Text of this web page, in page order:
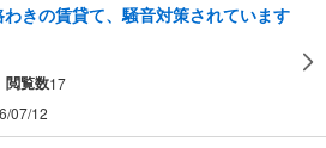
きの賃貸て、騒音対策されています
閲覧数17
07/12